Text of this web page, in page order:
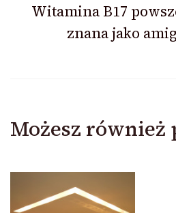
Witamina B17
znana jako
Możesz również